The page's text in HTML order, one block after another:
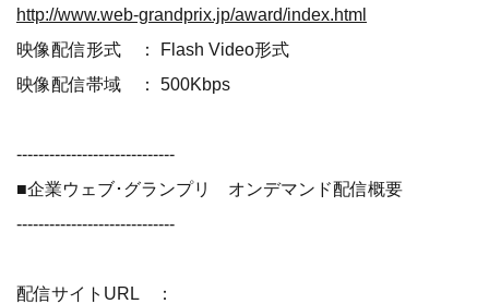
http://www.web-grandprix.jp/award/index.html
映像配信形式 ： Flash Video形式
映像配信帯域 ： 500Kbps
-----------------------------
■企業ウェブ･グランプリ オンデマンド配信概要
-----------------------------
配信サイトURL ：